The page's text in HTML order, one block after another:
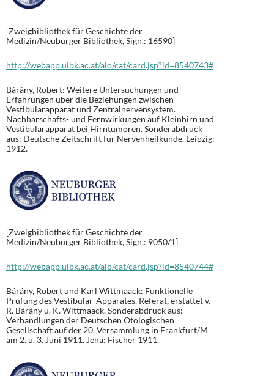
[Zweigbibliothek für Geschichte der
Medizin/Neuburger Bibliothek, Sign.: 16590]
http://webapp.uibk.ac.at/alo/cat/card.jsp?id=8540743#
Bárány, Robert: Weitere Untersuchungen und
Erfahrungen über die Beziehungen zwischen
Vestibularapparat und Zentralnervensystem.
Nachbarschafts- und Fernwirkungen auf Kleinhirn und
Vestibularapparat bei Hirntumoren. Sonderabdruck
aus: Deutsche Zeitschrift für Nervenheilkunde. Leipzig:
1912.
[Zweigbibliothek für Geschichte der
Medizin/Neuburger Bibliothek, Sign.: 9050/1]
http://webapp.uibk.ac.at/alo/cat/card.jsp?id=8540744#
Bárány, Robert und Karl Wittmaack: Funktionelle
Prüfung des Vestibular-Apparates. Referat, erstattet v.
R. Bárány u. K. Wittmaack. Sonderabdruck aus:
Verhandlungen der Deutschen Otologischen
Gesellschaft auf der 20. Versammlung in Frankfurt/M
am 2. u. 3. Juni 1911. Jena: Fischer 1911.